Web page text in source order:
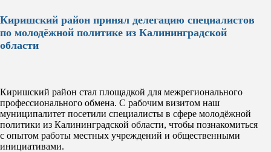
Киришский район принял делегацию специалистов
по молодёжной политике из Калининградской
области
Киришский район стал площадкой для межрегионального
профессионального обмена. С рабочим визитом наш
муниципалитет посетили специалисты в сфере молодёжной
политики из Калининградской области, чтобы познакомиться
с опытом работы местных учреждений и общественными
инициативами.